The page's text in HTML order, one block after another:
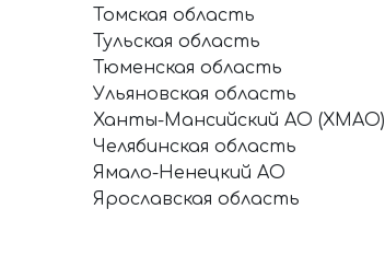
Томская область
Тульская область
Тюменская область
Ульяновская область
Ханты-Мансийский АО (ХМАО)
Челябинская область
Ямало-Ненецкий АО
Ярославская область